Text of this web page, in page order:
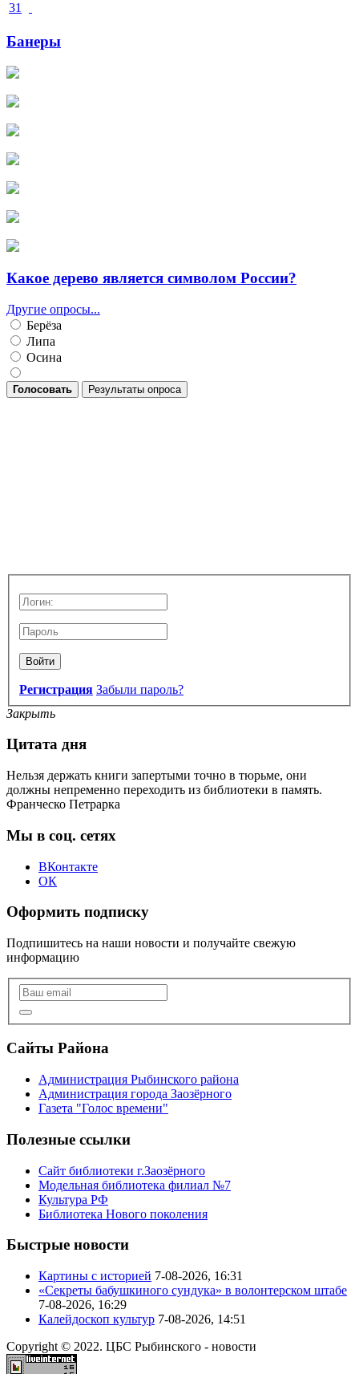
31
Банеры
Какое дерево является символом России?
Другие опросы...
Берёза
Липа
Осина
Голосовать Результаты опроса
Войти
Регистрация Забыли пароль?
Закрыть
Цитата дня
Нельзя держать книги запертыми точно в тюрьме, они
должны непременно переходить из библиотеки в память.
Франческо Петрарка
Мы в соц. сетях
ВКонтакте
ОК
Оформить подписку
Подпишитесь на наши новости и получайте свежую
информацию
Сайты Района
Администрация Рыбинского района
Администрация города Заозёрного
Газета "Голос времени"
Полезные ссылки
Сайт библиотеки г.Заозёрного
Модельная библиотека филиал №7
Культура РФ
Библиотека Нового поколения
Быстрые новости
Картины с историей 7-08-2026, 16:31
«Секреты бабушкиного сундука» в волонтерском штабе
7-08-2026, 16:29
Калейдоскоп культур 7-08-2026, 14:51
Copyright © 2022. ЦБС Рыбинского - новости